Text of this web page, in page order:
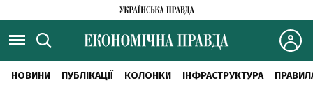
НОВИНИ ПУБЛІКАЦІЇ КОЛОНКИ ІНФРАСТРУКТУРА